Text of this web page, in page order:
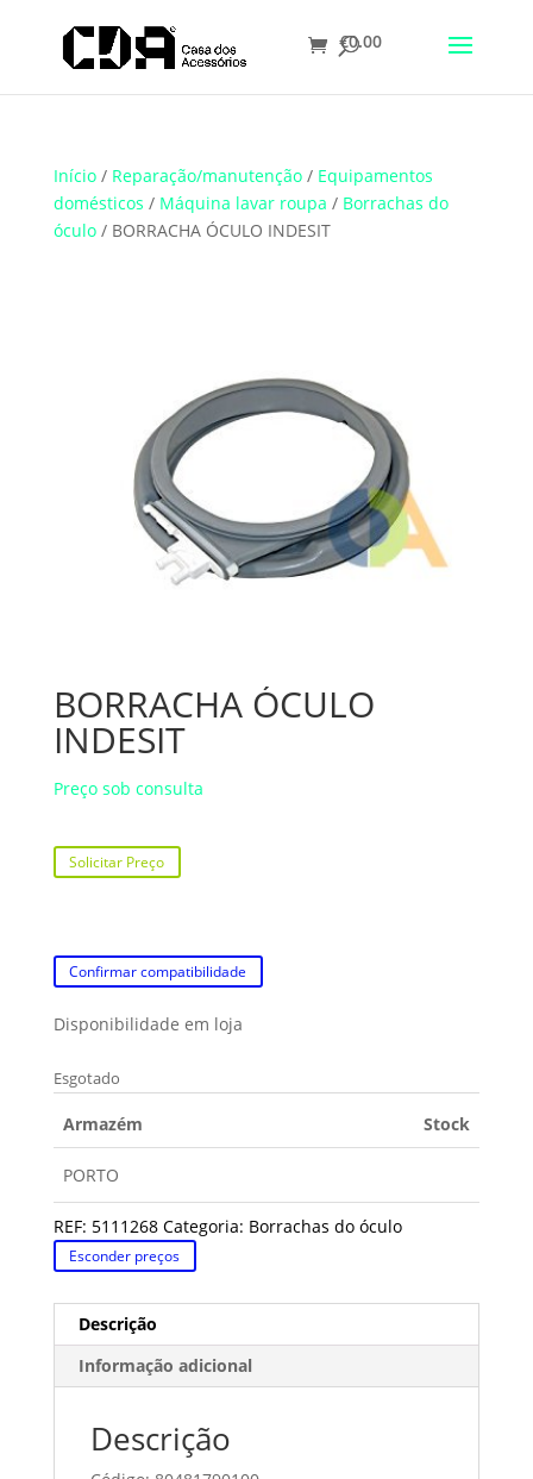
Translate
€0.00
Início/ Reparação/manutenção/ Equipamentos
domésticos / Máquina lavar roupa / Borrachas do
óculo/ BORRACHA ÓCULO INDESIT
BORRACHA ÓCULO
INDESIT
Preço sob consulta
Solicitar Preço
Confirmar compatibilidade
Disponibilidade em loja
Esgotado
Armazém Stock
PORTO
REF: 5111268 Categoria: Borrachas do óculo
Esconder preços
Descrição
Informação adicional
Descrição